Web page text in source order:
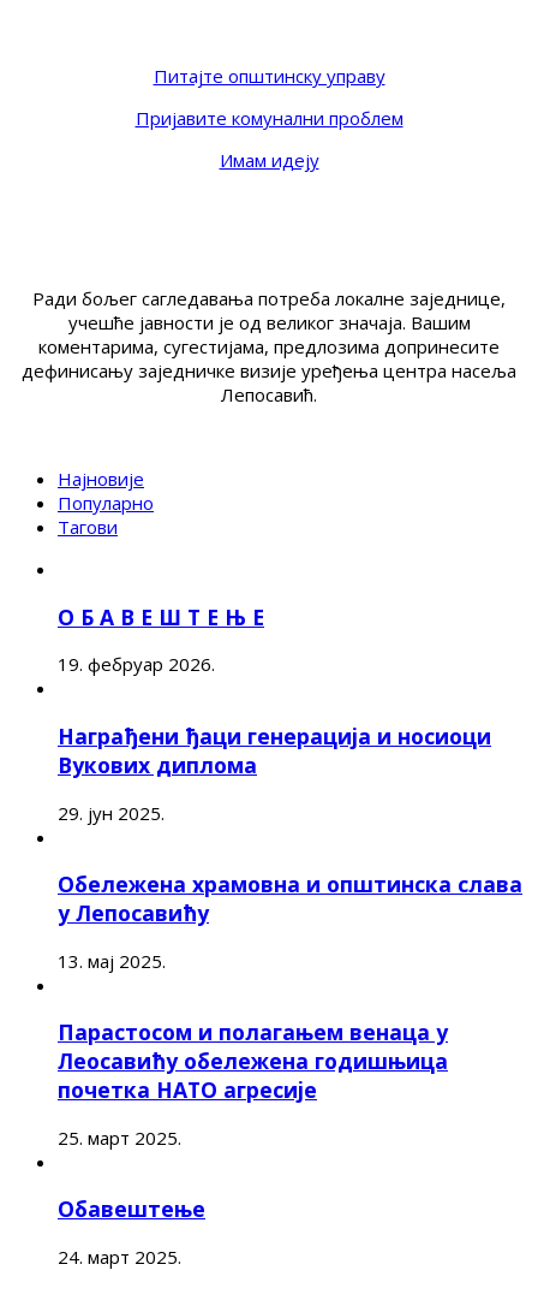
Питајте општинску управу
Пријавите комунални проблем
Имам идеју
Ради бољег сагледавања потреба локалне заједнице,
учешће јавности је од великог значаја. Вашим
коментарима, сугестијама, предлозима допринесите
дефинисању заједничке визије уређења центра насеља
Лепосавић.
Најновије
Популарно
Тагови
О Б А В Е Ш Т Е Њ Е
19. фебруар 2026.
Награђени ђаци генерација и носиоци
Вукових диплома
29. јун 2025.
Обележена храмовна и општинска слава
у Лепосавићу
13. мај 2025.
Парастосом и полагањем венаца у
Леосавићу обележена годишњица
почетка НАТО агресије
25. март 2025.
Обавештење
24. март 2025.